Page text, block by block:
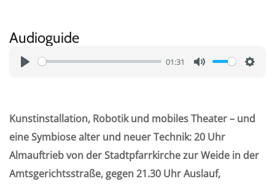
Audioguide
y
01:31
e
t
n
Kunstinstallation, Robotik und mobiles Theater – und
eine Symbiose alter und neuer Technik: 20 Uhr
Almauftrieb von der Stadtpfarrkirche zur Weide in der
Amtsgerichtsstraße, gegen 21.30 Uhr Auslauf,